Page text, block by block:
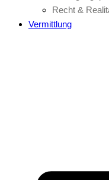
Recht &
Vermittlung